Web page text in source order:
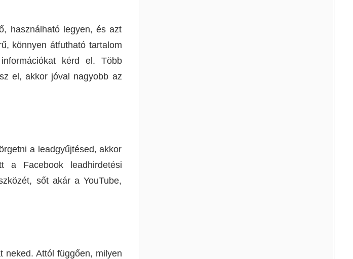
használható legyen, és azt
könnyen átfutható tartalom
kérd el. Több
el, akkor jóval nagyobb az
a leadgyűjtésed, akkor
a Facebook leadhirdetési
sőt akár a YouTube,
neked. Attól függően, milyen